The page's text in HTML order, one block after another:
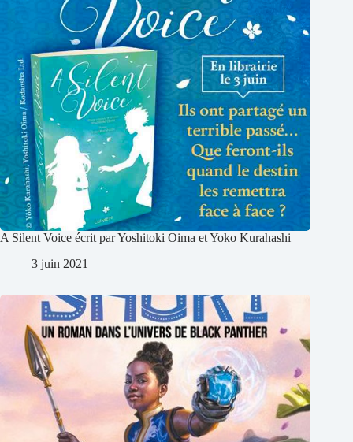
A Silent Voice écrit par Yoshitoki Oima et Yoko Kurahashi
3 juin 2021